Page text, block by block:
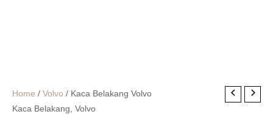
Home / Volvo / Kaca Belakang Volvo
Kaca Belakang, Volvo